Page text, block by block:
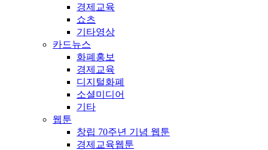
경제교육
쇼츠
기타영상
카드뉴스
화폐홍보
경제교육
디지털화폐
소셜미디어
기타
웹툰
창립 70주년 기념 웹툰
경제교육웹툰